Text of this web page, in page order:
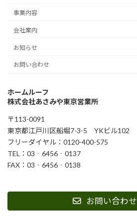
事業内容
会社案内
お知らせ
お問い合わせ
ホームルーフ
株式会社あさみや東京営業所
〒113-0091
東京都江戸川区船堀7-3-5 YKビル102
フリーダイヤル：0120-400-575
TEL：03‐6456‐0137
FAX：03‐6456‐0138
お問い合わせ